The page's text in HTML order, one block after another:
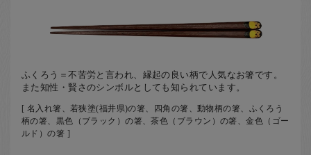
ふくろう＝不苦労と言われ、縁起の良い柄で人気なお箸です。
また知性・賢さのシンボルとしても知られています。
[ 名入れ箸、若狭塗(福井県)の箸、四角の箸、動物柄の箸、ふくろう
柄の箸、黒色（ブラック）の箸、茶色（ブラウン）の箸、金色（ゴー
ルド）の箸 ]